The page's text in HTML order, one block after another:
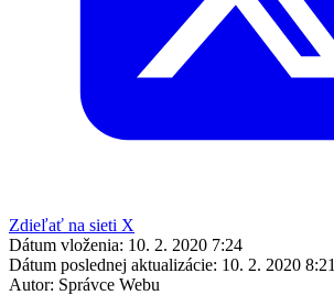
Zdieľať na sieti X
Dátum vloženia: 10. 2. 2020 7:24
Dátum poslednej aktualizácie: 10. 2. 2020 8:21
Autor: Správce Webu